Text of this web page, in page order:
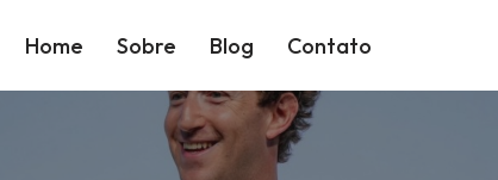
Home Sobre Blog Contato